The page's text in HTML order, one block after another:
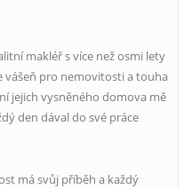
makléř s více než osmi lety
vášeň pro nemovitosti a touha
jejich vysněného domova mě
den dával do své práce
má svůj příběh a každý